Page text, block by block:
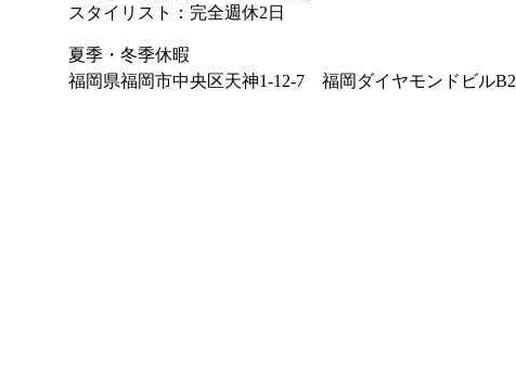
スタイリスト：完全週休2日
夏季・冬季休暇
福岡県福岡市中央区天神1-12-7 福岡ダイヤモンドビルB2